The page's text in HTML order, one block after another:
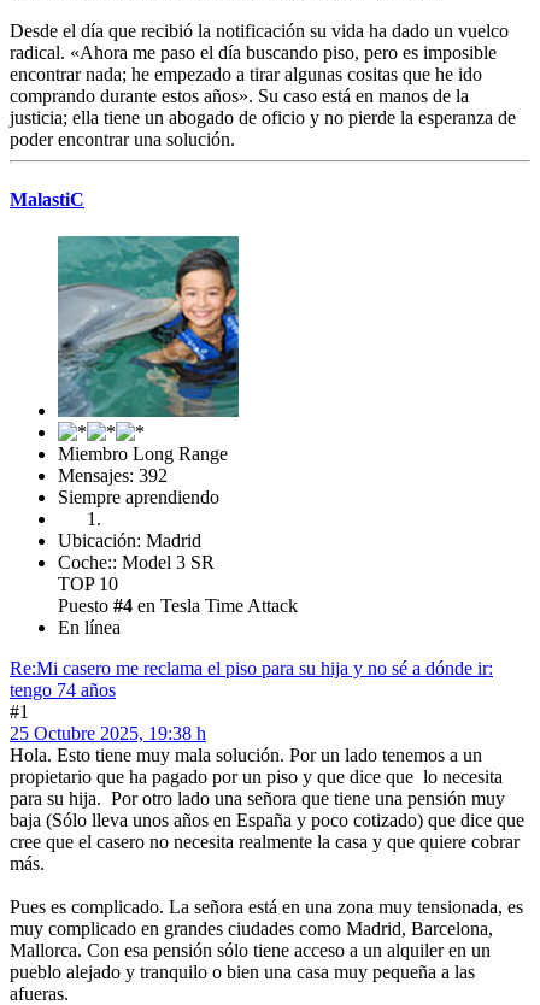
Desde el día que recibió la notificación su vida ha dado un vuelco
radical. «Ahora me paso el día buscando piso, pero es imposible
encontrar nada; he empezado a tirar algunas cositas que he ido
comprando durante estos años». Su caso está en manos de la
justicia; ella tiene un abogado de oficio y no pierde la esperanza de
poder encontrar una solución.
MalastiC
Miembro Long Range
Mensajes: 392
Siempre aprendiendo
Ubicación: Madrid
Coche:: Model 3 SR
TOP 10
Puesto #4 en Tesla Time Attack
En línea
Re:Mi casero me reclama el piso para su hija y no sé a dónde ir:
tengo 74 años
#1
25 Octubre 2025, 19:38 h
Hola. Esto tiene muy mala solución. Por un lado tenemos a un
propietario que ha pagado por un piso y que dice que lo necesita
para su hija. Por otro lado una señora que tiene una pensión muy
baja (Sólo lleva unos años en España y poco cotizado) que dice que
cree que el casero no necesita realmente la casa y que quiere cobrar
más.
Pues es complicado. La señora está en una zona muy tensionada, es
muy complicado en grandes ciudades como Madrid, Barcelona,
Mallorca. Con esa pensión sólo tiene acceso a un alquiler en un
pueblo alejado y tranquilo o bien una casa muy pequeña a las
afueras.